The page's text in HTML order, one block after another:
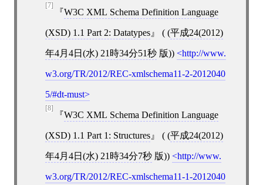
[7]
W3C XML Schema Definition Language
(XSD) 1.1 Part 2: Datatypes ( (平成24(2012)
年4月4日(水) 21時34分51秒版)) http://www.
w3.org/TR/2012/REC-xmlschema11-2-2012040
5/#dt-must
[8]
W3C XML Schema Definition Language
(XSD) 1.1 Part 1: Structures ( (平成24(2012)
年4月4日(水) 21時34分7秒版)) http://www.
w3.org/TR/2012/REC-xmlschema11-1-2012040